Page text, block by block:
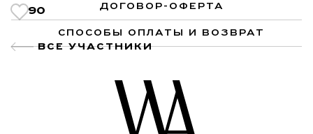
90
ВСЕ УЧАСТНИКИ
ДОГОВОР-ОФЕРТА
СПОСОБЫ ОПЛАТЫ И ВОЗВРАТ